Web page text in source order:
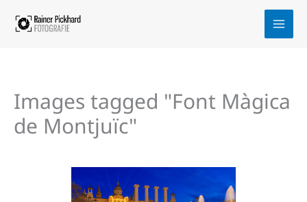
Inhalt
Images tagged "Font Màgica
de Montjuïc"